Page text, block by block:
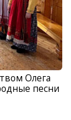
Олега
песни